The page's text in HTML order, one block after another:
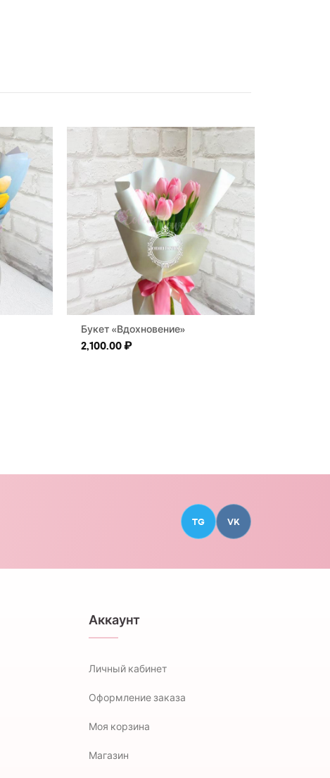
Букет «Вдохновение»
2,100.00₽
TG VK
Аккаунт
Личный кабинет
Оформление заказа
Моя корзина
Магазин